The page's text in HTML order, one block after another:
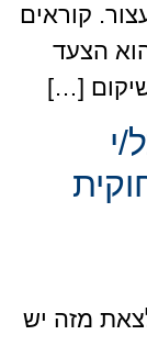
קוראים
הצעד
[…]
י
מזה יש